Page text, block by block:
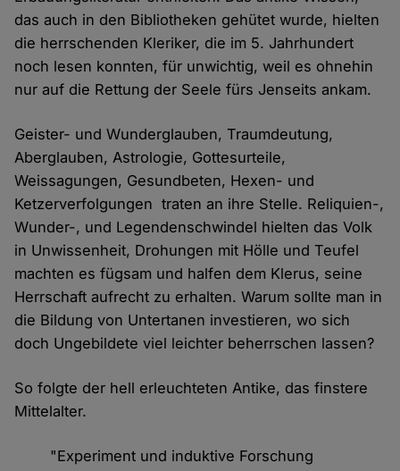
das auch in den Bibliotheken gehütet wurde, hielten
die herrschenden Kleriker, die im 5. Jahrhundert
noch lesen konnten, für unwichtig, weil es ohnehin
nur auf die Rettung der Seele fürs Jenseits ankam.
Geister- und Wunderglauben, Traumdeutung,
Aberglauben, Astrologie, Gottesurteile,
Weissagungen, Gesundbeten, Hexen- und
Ketzerverfolgungen traten an ihre Stelle. Reliquien-,
Wunder-, und Legendenschwindel hielten das Volk
in Unwissenheit, Drohungen mit Hölle und Teufel
machten es fügsam und halfen dem Klerus, seine
Herrschaft aufrecht zu erhalten. Warum sollte man in
die Bildung von Untertanen investieren, wo sich
doch Ungebildete viel leichter beherrschen lassen?
So folgte der hell erleuchteten Antike, das finstere
Mittelalter.
"Experiment und induktive Forschung